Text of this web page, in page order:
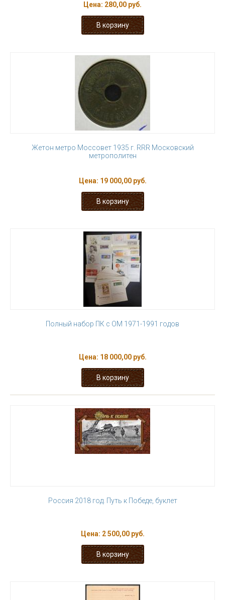
Цена: 280,00 руб.
Жетон метро Моссовет 1935 г. RRR Московский
метрополитен
Цена: 19 000,00 руб.
Полный набор ПК с ОМ 1971-1991 годов
Цена: 18 000,00 руб.
Россия 2018 год. Путь к Победе, буклет
Цена: 2 500,00 руб.